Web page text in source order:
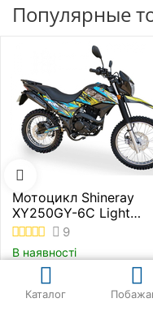
Популярные
Мотоцикл Shineray
XY250GY-6C Light
Жовто-синій
9
В наявності
70 400
Каталог